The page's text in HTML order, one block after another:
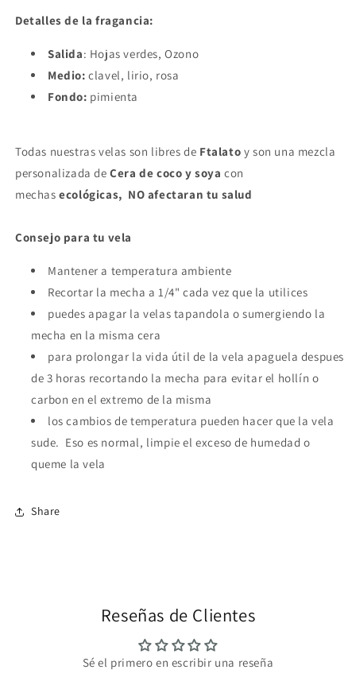
Detalles de la fragancia:
Salida: Hojas verdes, Ozono
Medio: clavel, lirio, rosa
Fondo: pimienta
Todas nuestras velas son libres de Ftalato y son una mezcla
personalizada deCera de coco y soya con
mechasecológicas, NO afectaran tu salud
Consejo para tu vela
Mantener a temperatura ambiente
Recortar la mecha a 1/4" cada vez que la utilices
puedes apagar la velas tapandola o sumergiendo la
mecha en la misma cera
para prolongar la vida útil de la vela apaguela despues
de 3 horas recortando la mecha para evitar el hollín o
carbon en el extremo de la misma
los cambios de temperatura pueden hacer que la vela
sude. Eso es normal, limpie el exceso de humedad o
queme la vela
Share
Reseñas de Clientes
Sé el primero en escribir una reseña